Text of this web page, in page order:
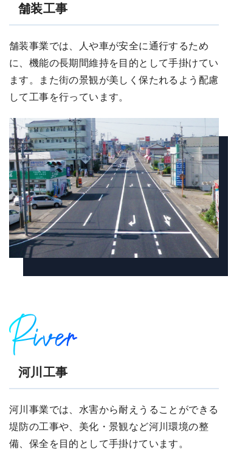
舗装工事
舗装事業では、人や車が安全に通行するため
に、機能の長期間維持を目的として手掛けてい
ます。また街の景観が美しく保たれるよう配慮
して工事を行っています。
River
河川工事
河川事業では、水害から耐えうることができる
堤防の工事や、美化・景観など河川環境の整
備、保全を目的として手掛けています。